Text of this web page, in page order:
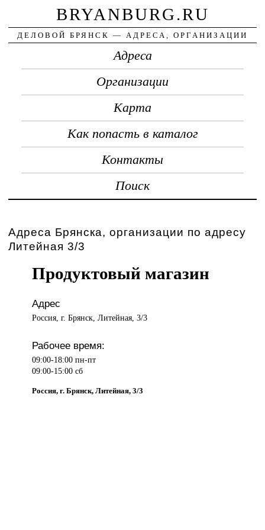
BRYANBURG.RU
ДЕЛОВОЙ БРЯНСК — АДРЕСА, ОРГАНИЗАЦИИ
Адреса
Организации
Карта
Как попасть в каталог
Контакты
Поиск
Адреса Брянска, организации по адресу
Литейная 3/3
Продуктовый магазин
Адрес
Россия, г. Брянск, Литейная, 3/3
Рабочее время:
09:00-18:00 пн-пт
09:00-15:00 сб
Россия, г. Брянск, Литейная, 3/3